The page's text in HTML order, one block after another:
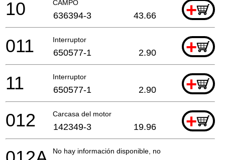
CAMPO +
10 636394-3 43.66
Interruptor +
011 650577-1 2.90
Interruptor +
11 650577-1 2.90
Carcasa del motor +
012 142349-3 19.96
No hay información disponible, no se puede pedir